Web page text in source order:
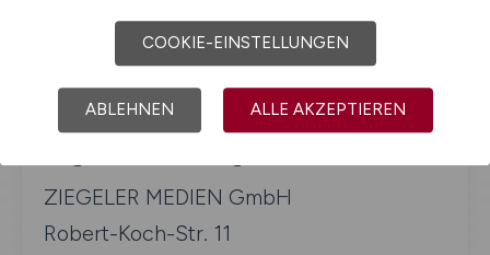
www.baden-
wuerttemberg.datenschutz.de
ZIEGELER MEDIEN GmbH
Robert-Koch-Str. 11
COOKIE-EINSTELLUNGEN
ABLEHNEN ALLE AKZEPTIEREN